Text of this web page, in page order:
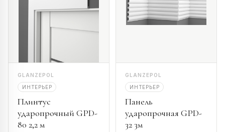
GLANZEPOL
ИНТЕРЬЕР
Плинтус
ударопрочный GPD-
80 2,2 м
GLANZEPOL
ИНТЕРЬЕР
Панель
ударопрочная GPD-
32 3м